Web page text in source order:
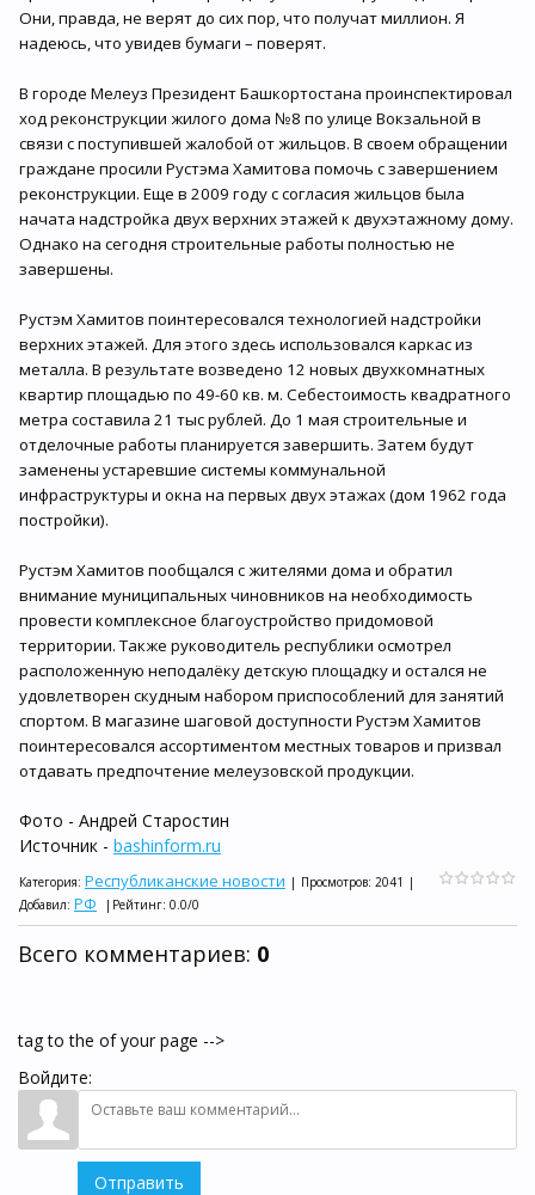
Они, правда, не верят до сих пор, что получат миллион. Я
надеюсь, что увидев бумаги – поверят.
В городе Мелеуз Президент Башкортостана проинспектировал
ход реконструкции жилого дома №8 по улице Вокзальной в
связи с поступившей жалобой от жильцов. В своем обращении
граждане просили Рустэма Хамитова помочь с завершением
реконструкции. Еще в 2009 году с согласия жильцов была
начата надстройка двух верхних этажей к двухэтажному дому.
Однако на сегодня строительные работы полностью не
завершены.
Рустэм Хамитов поинтересовался технологией надстройки
верхних этажей. Для этого здесь использовался каркас из
металла. В результате возведено 12 новых двухкомнатных
квартир площадью по 49-60 кв. м. Себестоимость квадратного
метра составила 21 тыс рублей. До 1 мая строительные и
отделочные работы планируется завершить. Затем будут
заменены устаревшие системы коммунальной
инфраструктуры и окна на первых двух этажах (дом 1962 года
постройки).
Рустэм Хамитов пообщался с жителями дома и обратил
внимание муниципальных чиновников на необходимость
провести комплексное благоустройство придомовой
территории. Также руководитель республики осмотрел
расположенную неподалёку детскую площадку и остался не
удовлетворен скудным набором приспособлений для занятий
спортом. В магазине шаговой доступности Рустэм Хамитов
поинтересовался ассортиментом местных товаров и призвал
отдавать предпочтение мелеузовской продукции.
Фото - Андрей Старостин
Источник - bashinform.ru
Категория: Республиканские новости | Просмотров: 2041 |
Добавил: РФ | Рейтинг: 0.0/0
Всего комментариев: 0
tag to the of your page -->
Войдите:
Отправить